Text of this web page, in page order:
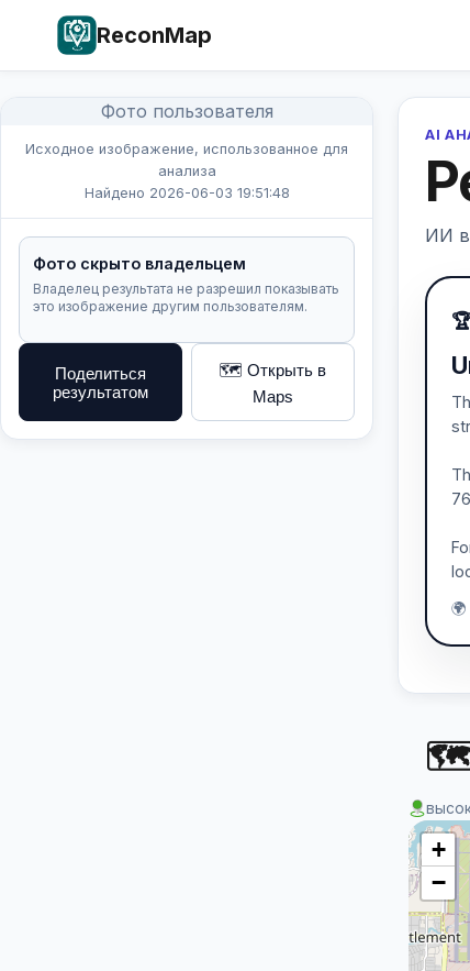
ReconMap
Фото пользователя
Исходное изображение, использованное для
анализа
Найдено 2026-06-03 19:51:48
Фото скрыто владельцем
Владелец результата не разрешил показывать
это изображение другим пользователям.
Поделиться
результатом
🗺️ Открыть в
Maps
AI
ИИ
🌍
🗺
+
−